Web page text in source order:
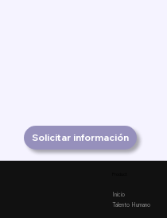
Solicitar información
Inicio
Talento Humano